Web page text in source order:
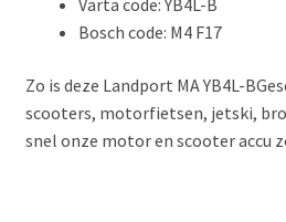
Varta code: YB4L-B
Bosch code: M4 F17
Zo is deze Landport MA YB4L-
scooters, motorfietsen, jetski,
snel onze motor en scooter accu